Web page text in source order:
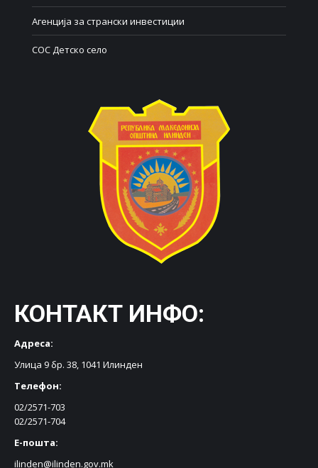
Агенција за странски инвестиции
СОС Детско село
КОНТАКТ ИНФО:
Адреса:
Улица 9 бр. 38, 1041 Илинден
Телефон:
02/2571-703
02/2571-704
Е-пошта:
ilinden@ilinden.gov.mk